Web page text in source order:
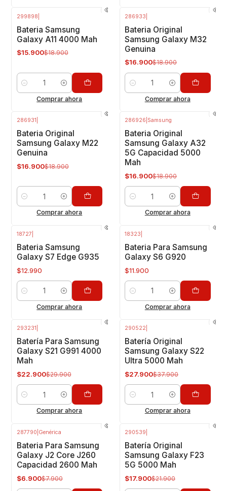
299898
Bateria Samsung
Galaxy A11 4000 Mah
$15.900$18.900
Cantidad
Comprar ahora
286933
Bateria Original
Samsung Galaxy M32
Genuina
$16.900$18.900
Cantidad
Comprar ahora
286931
Bateria Original
Samsung Galaxy M22
Genuina
$16.900$18.900
Cantidad
Comprar ahora
286926 Samsung
Bateria Original
Samsung Galaxy A32
5G Capacidad 5000
Mah
$16.900$18.900
Cantidad
Comprar ahora
18727
Bateria Samsung
Galaxy S7 Edge G935
$12.990
Cantidad
Comprar ahora
18323
Bateria Para Samsung
Galaxy S6 G920
$11.900
Cantidad
Comprar ahora
293231
Batería Para Samsung
Galaxy S21 G991 4000
Mah
$22.900$29.900
Cantidad
Comprar ahora
290522
Batería Original
Samsung Galaxy S22
Ultra 5000 Mah
$27.900$37.900
Cantidad
Comprar ahora
287790 Genérica
Bateria Para Samsung
Galaxy J2 Core J260
Capacidad 2600 Mah
$6.900$7.900
290539
Batería Original
Samsung Galaxy F23
5G 5000 Mah
$17.900$21.900